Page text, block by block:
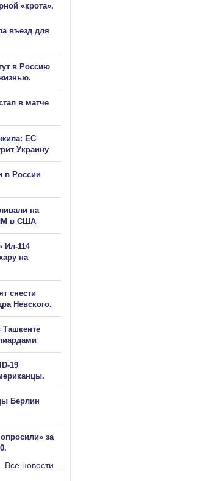
«крота».
въезд для
в Россию
в матче
ЕС
Украину
в России
на
в США
Ил-114
на
снести
Невского.
Ташкенте
19
Берлин
за
Все новости...